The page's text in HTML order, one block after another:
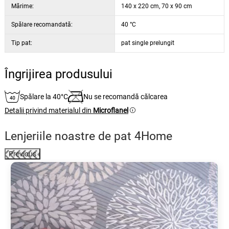
Mărime: 140 x 220 cm, 70 x 90 cm
Spălare recomandată: 40 °C
Tip pat: pat single prelungit
Îngrijirea produsului
Spălare la 40°C
Nu se recomandă călcarea
Detalii privind materialul din Microflanel
Lenjeriile noastre de pat 4Home
Previous